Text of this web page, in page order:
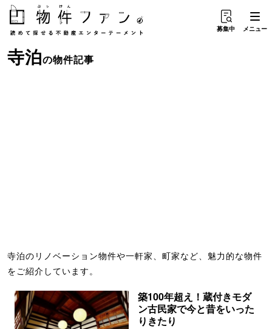
募集中 メニュー
寺泊の物件記事
寺泊のリノベーション物件や一軒家、町家など、魅力的な物件
をご紹介しています。
築100年超え！蔵付きモダ
ン古民家で今と昔をいった
りきたり